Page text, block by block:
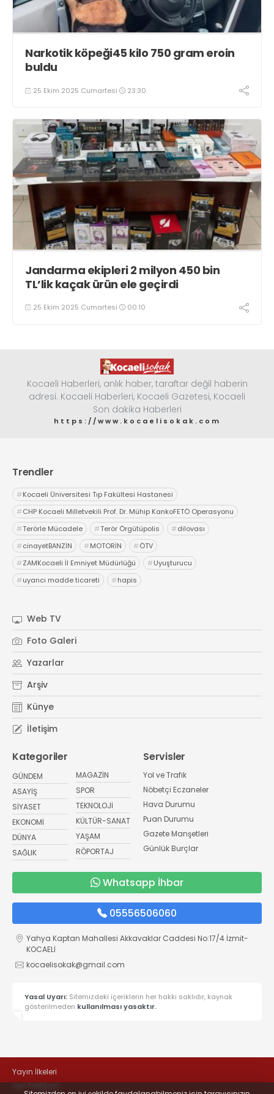
Narkotik köpeği45 kilo 750 gram eroin
buldu
25 Ekim 2025 Cumartesi 23:30
Jandarma ekipleri 2 milyon 450 bin
TL’lik kaçak ürün ele geçirdi
25 Ekim 2025 Cumartesi 00:10
Kocaeli Haberleri, anlık haber, taraftar değil haberin
adresi. Kocaeli Haberleri, Kocaeli Gazetesi, Kocaeli
Son dakika Haberleri
https://www.kocaelisokak.com
Trendler
#Kocaeli Üniversitesi Tıp Fakültesi Hastanesi
#CHP Kocaeli Milletvekili Prof. Dr. Mühip KankoFETÖ Operasyonu
#Terörle Mücadele #Terör Örgütüpolis #dilovası
#cinayetBANZİN #MOTORİN #ÖTV
#ZAMKocaeli İl Emniyet Müdürlüğü #Uyuşturucu
#uyarıcı madde ticareti #hapis
Web TV
Foto Galeri
Yazarlar
Arşiv
Künye
İletişim
Kategoriler
GÜNDEM
ASAYİŞ
SİYASET
EKONOMİ
DÜNYA
SAĞLIK
MAGAZİN
SPOR
TEKNOLOJİ
KÜLTÜR-SANAT
YAŞAM
RÖPORTAJ
Servisler
Yol ve Trafik
Nöbetçi Eczaneler
Hava Durumu
Puan Durumu
Gazete Manşetleri
Günlük Burçlar
Whatsapp İhbar
05556506060
Yahya Kaptan Mahallesi Akkavaklar Caddesi No:17/4 İzmit-
KOCAELİ
kocaelisokak@gmail.com
Yasal Uyarı: Sitemizdeki içeriklerin her hakkı saklıdır, kaynak
gösterilmeden kullanılması yasaktır.
Yayın İlkeleri
Veri Politikası